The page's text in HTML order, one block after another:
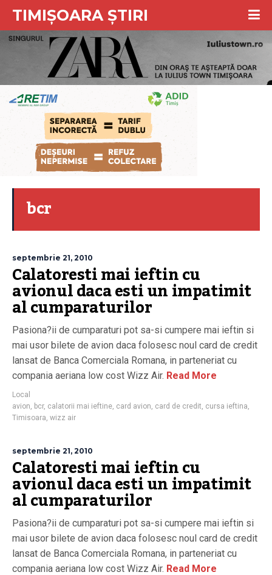
TIMIȘOARA ȘTIRI
bcr
septembrie 21, 2010
Calatoresti mai ieftin cu
avionul daca esti un impatimit
al cumparaturilor
Pasiona?ii de cumparaturi pot sa-si cumpere mai ieftin si
mai usor bilete de avion daca folosesc noul card de credit
lansat de Banca Comerciala Romana, in parteneriat cu
compania aeriana low cost Wizz Air. Read More
Local
avion, bcr, calatorii mai ieftine, card avion, card de credit, cursa ieftina,
Timisoara, wizz air
septembrie 21, 2010
Calatoresti mai ieftin cu
avionul daca esti un impatimit
al cumparaturilor
Pasiona?ii de cumparaturi pot sa-si cumpere mai ieftin si
mai usor bilete de avion daca folosesc noul card de credit
lansat de Banca Comerciala Romana, in parteneriat cu
compania aeriana low cost Wizz Air. Read More